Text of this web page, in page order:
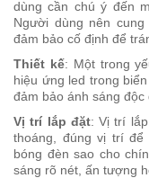
dùng cần chú ý đến
Người dùng nên
đảm bảo cố định để
Thiết kế: Một trong
hiệu ứng led trong
đảm bảo ánh sáng độc
Vị trí lắp đặt: Vị trí
thoáng, đúng vị trí
bóng đèn sao cho
sáng rõ nét, ấn tượng